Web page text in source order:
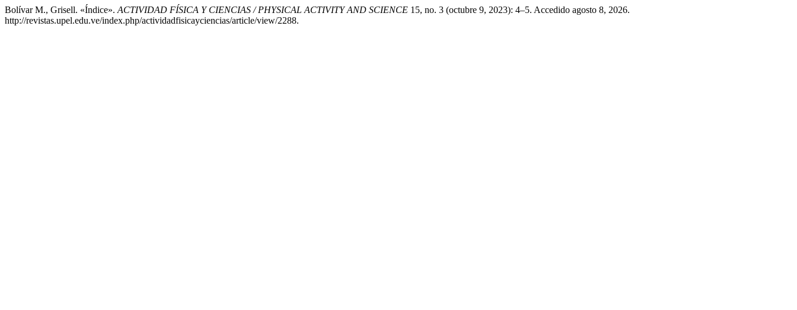
Bolívar M., Grisell. «Índice». ACTIVIDAD FÍSICA Y CIENCIAS / PHYSICAL ACTIVITY AND SCIENCE 15, no. 3 (octubre 9, 2023): 4–5. Accedido agosto 8, 2026.
http://revistas.upel.edu.ve/index.php/actividadfisicayciencias/article/view/2288.